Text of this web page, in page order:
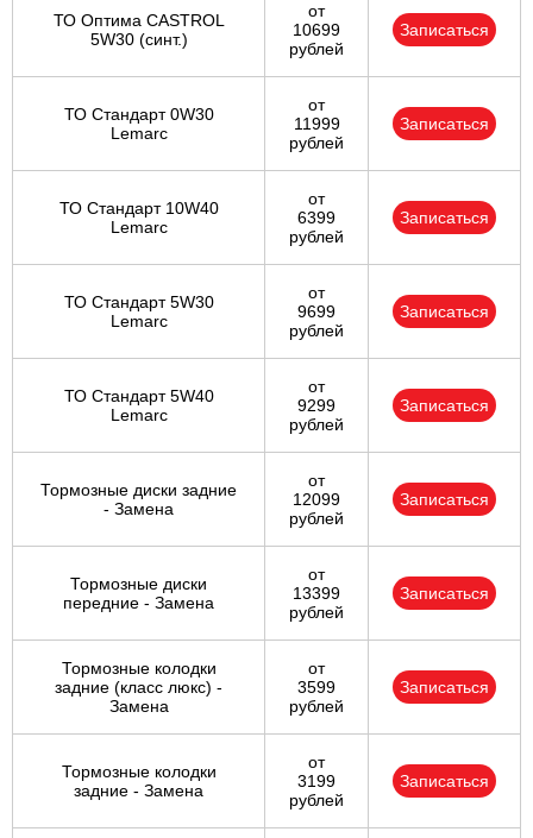
ТО Оптима CASTROL
5W30 (синт.)
от
10699
рублей
Записаться
ТО Стандарт 0W30
Lemarc
от
11999
рублей
Записаться
ТО Стандарт 10W40
Lemarc
от
6399
рублей
Записаться
ТО Стандарт 5W30
Lemarc
от
9699
рублей
Записаться
ТО Стандарт 5W40
Lemarc
от
9299
рублей
Записаться
Тормозные диски задние
- Замена
от
12099
рублей
Записаться
Тормозные диски
передние - Замена
от
13399
рублей
Записаться
Тормозные колодки
задние (класс люкс) -
Замена
от
3599
рублей
Записаться
Тормозные колодки
задние - Замена
от
3199
рублей
Записаться